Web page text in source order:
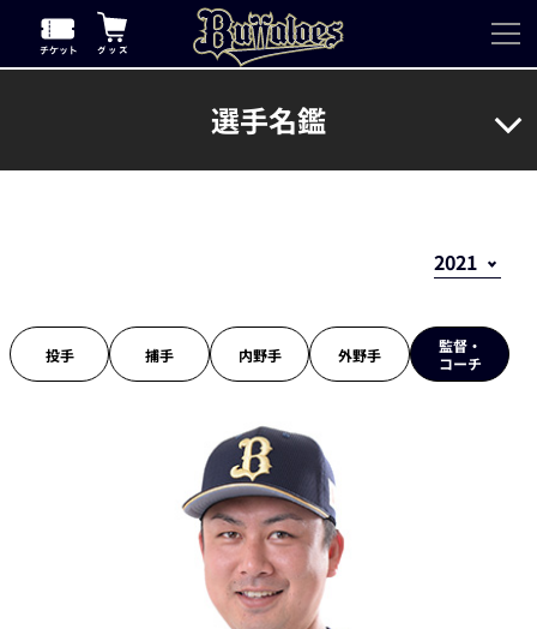
選手名鑑
投手 捕手 内野手 外野手
監督・
コーチ